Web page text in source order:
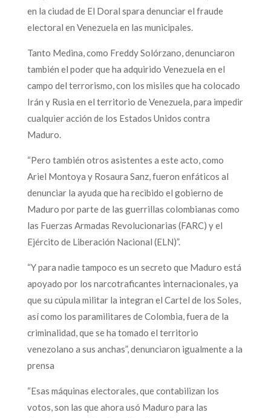
en la ciudad de El Doral spara denunciar el fraude
electoral en Venezuela en las municipales.
Tanto Medina, como Freddy Solórzano, denunciaron
también el poder que ha adquirido Venezuela en el
campo del terrorismo, con los misiles que ha colocado
Irán y Rusia en el territorio de Venezuela, para impedir
cualquier acción de los Estados Unidos contra
Maduro.
“Pero también otros asistentes a este acto, como
Ariel Montoya y Rosaura Sanz, fueron enfáticos al
denunciar la ayuda que ha recibido el gobierno de
Maduro por parte de las guerrillas colombianas como
las Fuerzas Armadas Revolucionarias (FARC) y el
Ejército de Liberación Nacional (ELN)”.
“Y para nadie tampoco es un secreto que Maduro está
apoyado por los narcotraficantes internacionales, ya
que su cúpula militar la integran el Cartel de los Soles,
así como los paramilitares de Colombia, fuera de la
criminalidad, que se ha tomado el territorio
venezolano a sus anchas”, denunciaron igualmente a la
prensa
“Esas máquinas electorales, que contabilizan los
votos, son las que ahora usó Maduro para las